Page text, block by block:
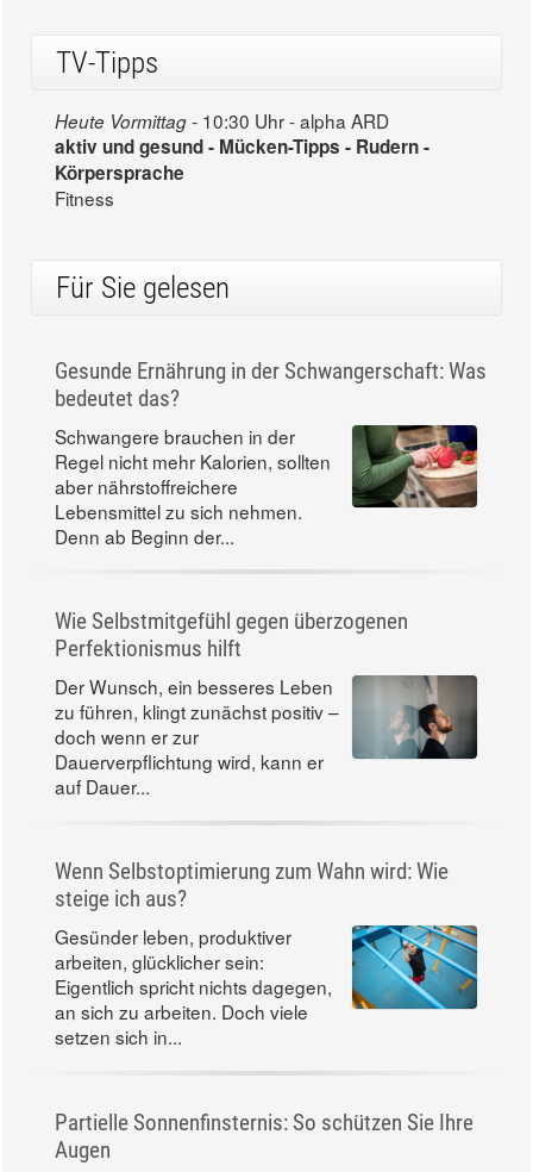
TV-Tipps
Heute Vormittag - 10:30 Uhr - alpha ARD
aktiv und gesund - Mücken-Tipps - Rudern -
Körpersprache
Fitness
Für Sie gelesen
Gesunde Ernährung in der Schwangerschaft: Was
bedeutet das?
Schwangere brauchen in der
Regel nicht mehr Kalorien, sollten
aber nährstoffreichere
Lebensmittel zu sich nehmen.
Denn ab Beginn der...
Wie Selbstmitgefühl gegen überzogenen
Perfektionismus hilft
Der Wunsch, ein besseres Leben
zu führen, klingt zunächst positiv –
doch wenn er zur
Dauerverpflichtung wird, kann er
auf Dauer...
Wenn Selbstoptimierung zum Wahn wird: Wie
steige ich aus?
Gesünder leben, produktiver
arbeiten, glücklicher sein:
Eigentlich spricht nichts dagegen,
an sich zu arbeiten. Doch viele
setzen sich in...
Partielle Sonnenfinsternis: So schützen Sie Ihre
Augen